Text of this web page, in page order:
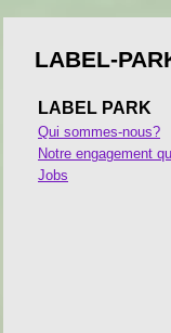
LABEL-
LABEL PARK
Qui sommes-nous?
Notre engagement
Jobs